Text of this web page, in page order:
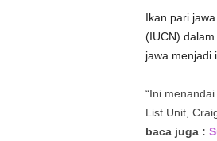
Ikan pari
(IUCN)
jawa menjadi
“Ini
List Unit,
baca juga :